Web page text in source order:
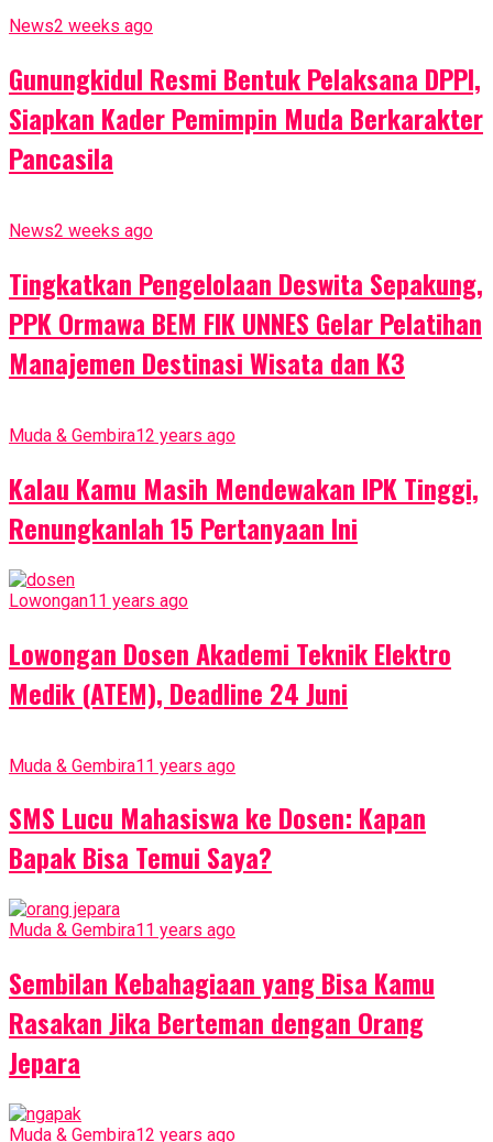
News2 weeks ago
Gunungkidul Resmi Bentuk Pelaksana DPPI,
Siapkan Kader Pemimpin Muda Berkarakter
Pancasila
News2 weeks ago
Tingkatkan Pengelolaan Deswita Sepakung,
PPK Ormawa BEM FIK UNNES Gelar Pelatihan
Manajemen Destinasi Wisata dan K3
Muda & Gembira12 years ago
Kalau Kamu Masih Mendewakan IPK Tinggi,
Renungkanlah 15 Pertanyaan Ini
Lowongan11 years ago
Lowongan Dosen Akademi Teknik Elektro
Medik (ATEM), Deadline 24 Juni
Muda & Gembira11 years ago
SMS Lucu Mahasiswa ke Dosen: Kapan
Bapak Bisa Temui Saya?
Muda & Gembira11 years ago
Sembilan Kebahagiaan yang Bisa Kamu
Rasakan Jika Berteman dengan Orang
Jepara
Muda & Gembira12 years ago